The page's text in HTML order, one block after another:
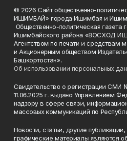
© 2026 Сайт общественно-
ИШИМБАЙ» города Ишимбая и
Общественно-политическая газета
Ишимбайского района «ВОСХОД
Агентством по печати и средствам
и Акционерным обществом
Башкортостан».
Об использовании персональных
Свидетельство о регистрации СМИ
11.06.2025 г. выдано Управлением
надзору в сфере связи,
массовых коммуникаций по
Новости, статьи, другие
графические материалы являются